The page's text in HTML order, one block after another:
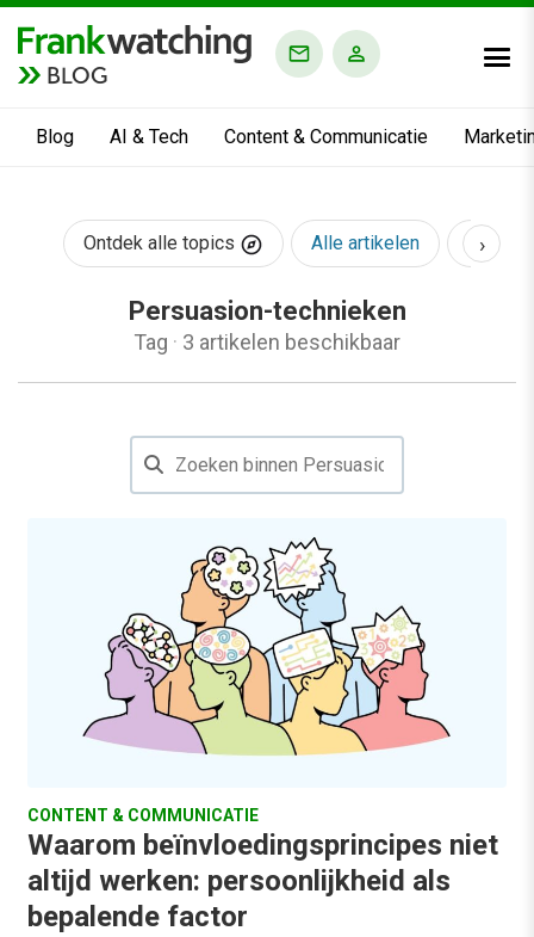
BLOG
Blog AI & Tech Content & Communicatie
Ontdek alle topics Alle artikelen AI &
›
Persuasion-technieken
Tag · 3 artikelen beschikbaar
CONTENT & COMMUNICATIE
Waarom beïnvloedingsprincipes niet
altijd werken: persoonlijkheid als
bepalende factor